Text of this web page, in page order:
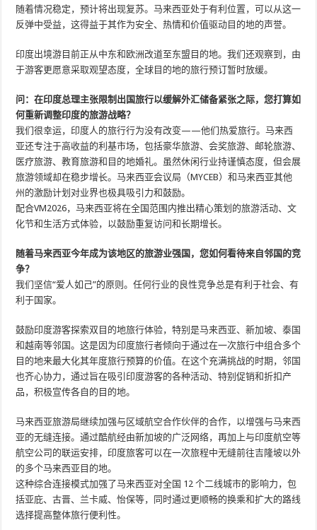
随着情况稳定，预计将出现复苏。马来西亚处于有利位置，可以从这一
反弹中受益，这得益于其作为安全、热情和价值驱动目的地的声誉。
印度出境游目前正从中东和欧洲改道至东盟目的地。我们还观察到，由
于游客更愿意采取观望态度，全球目的地的旅行预订暂时放缓。
问：在印度总理主张限制出国旅行以缓解外汇储备紧张之际，您打算如
何重新调整印度的旅游战略？
我们很幸运，印度人的旅行行为没有改变——他们热爱旅行。马来西
亚还专注于高收益的利基市场，包括豪华旅游、会奖旅游、邮轮旅游、
医疗旅游、教育旅游和目的地婚礼。虽然休闲行业持谨慎态度，但会展
旅游领域却在稳步增长。马来西亚会议局（MYCEB）和马来西亚其他
州的激励计划对业界也极具吸引力和鼓励。
配合VM2026，马来西亚将在全国范围内推出精心策划的旅游活动、文
化节和生活方式体验，以鼓励重复访问和长期增长。
随着马来西亚今年成为该地区的旅游业强国，您如何看待来自邻国的竞
争？
我们坚信“爱人如己”的原则。任何行业的良性竞争总是有利于社会、有
利于国家。
鼓励印度游客探索双目的地旅行体验，特别是马来西亚、新加坡、泰国
和越南等邻国。这是因为印度旅行者倾向于通过在一次旅行中组合多个
目的地来最大化其年度旅行预算的价值。在这个充满挑战的时期，邻国
也齐心协力，通过旨在吸引印度游客的各种活动、特别促销和折扣产
品，积极宣传各自的目的地。
马来西亚旅游局继续加强与区域航空合作伙伴的合作，以增强与马来西
亚的无缝连接。通过酷航经由新加坡的广泛网络，再加上与印度航空等
航空公司的联运安排，印度旅客可以在一次旅程中无缝前往吉隆坡以外
的多个马来西亚目的地。
这种综合连接模式加强了马来西亚对全国 12 个二线城市的影响力，包
括亚庇、古晋、兰卡威、怡保等，同时通过更顺畅的换乘和扩大的路线
选择提高整体旅行便利性。